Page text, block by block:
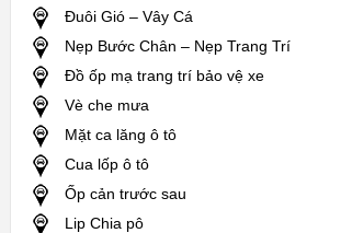
Đuôi Gió – Vây Cá
Nẹp Bước Chân – Nẹp Trang Trí
Đồ ốp mạ trang trí bảo vệ xe
Vè che mưa
Mặt ca lăng ô tô
Cua lốp ô tô
Ốp cản trước sau
Lip Chia pô